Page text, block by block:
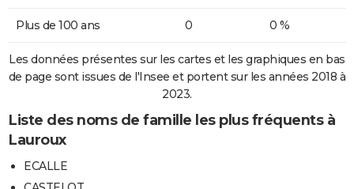
Plus de 100 ans 0 0 %
Les données présentes sur les cartes et les graphiques en bas
de page sont issues de l'Insee et portent sur les années 2018 à
2023.
Liste des noms de famille les plus fréquents à
Lauroux
ECALLE